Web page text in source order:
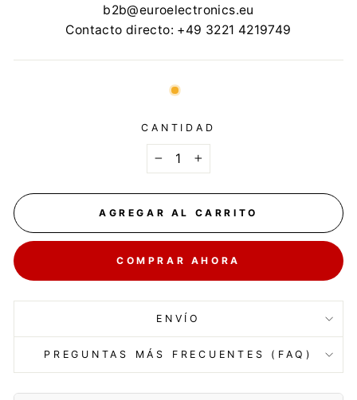
b2b@euroelectronics.eu
Contacto directo: +49 3221 4219749
CANTIDAD
+
AGREGAR AL CARRITO
COMPRAR AHORA
ENVÍO
PREGUNTAS MÁS FRECUENTES (FAQ)